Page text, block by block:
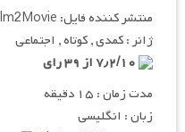
منتشر کننده فایل: Film2Movie
ژانر : کمدی , کوتاه , اجتماعی
مدت زمان : ۱۵ دقیقه
زبان : انگلیسی